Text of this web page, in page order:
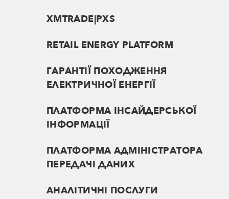
XMTRADE|PXS
RETAIL ENERGY PLATFORM
ГАРАНТІЇ ПОХОДЖЕННЯ
ЕЛЕКТРИЧНОЇ ЕНЕРГІЇ
ПЛАТФОРМА ІНСАЙДЕРСЬКОЇ
ІНФОРМАЦІЇ
ПЛАТФОРМА АДМІНІСТРАТОРА
ПЕРЕДАЧІ ДАНИХ
АНАЛІТИЧНІ ПОСЛУГИ